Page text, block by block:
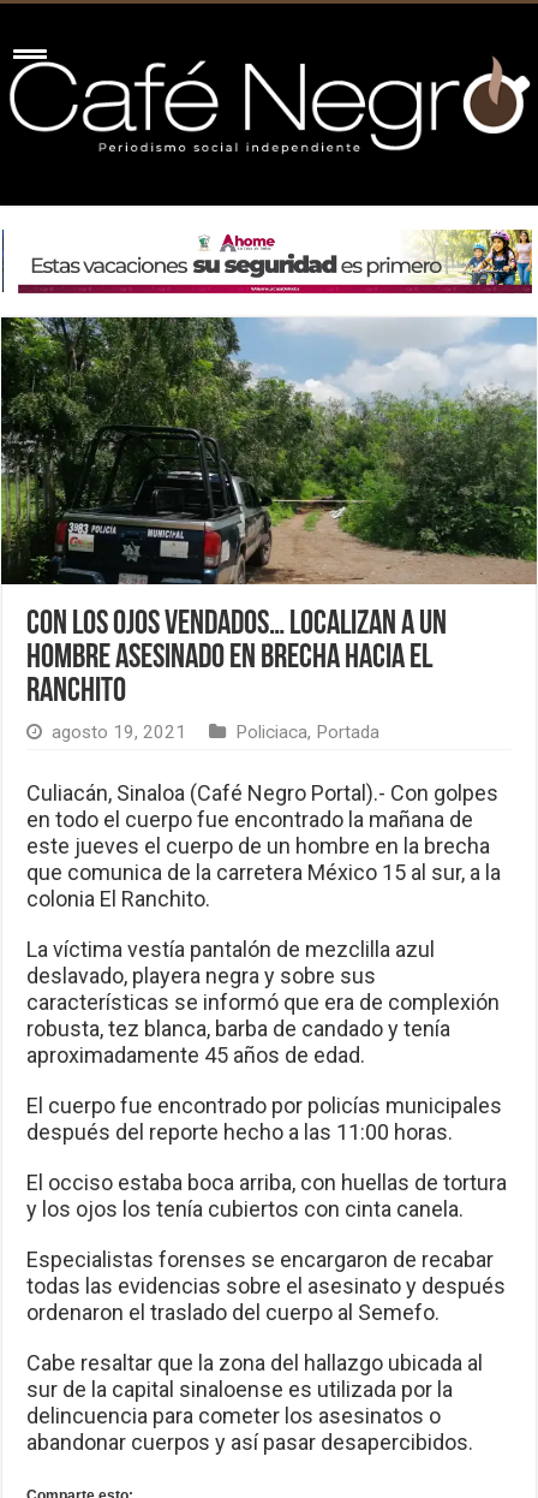
Con los ojos vendados… localizan a un
hombre asesinado en brecha hacia El
Ranchito
agosto 19, 2021 Policiaca, Portada
Culiacán, Sinaloa (Café Negro Portal).- Con golpes
en todo el cuerpo fue encontrado la mañana de
este jueves el cuerpo de un hombre en la brecha
que comunica de la carretera México 15 al sur, a la
colonia El Ranchito.
La víctima vestía pantalón de mezclilla azul
deslavado, playera negra y sobre sus
características se informó que era de complexión
robusta, tez blanca, barba de candado y tenía
aproximadamente 45 años de edad.
El cuerpo fue encontrado por policías municipales
después del reporte hecho a las 11:00 horas.
El occiso estaba boca arriba, con huellas de tortura
y los ojos los tenía cubiertos con cinta canela.
Especialistas forenses se encargaron de recabar
todas las evidencias sobre el asesinato y después
ordenaron el traslado del cuerpo al Semefo.
Cabe resaltar que la zona del hallazgo ubicada al
sur de la capital sinaloense es utilizada por la
delincuencia para cometer los asesinatos o
abandonar cuerpos y así pasar desapercibidos.